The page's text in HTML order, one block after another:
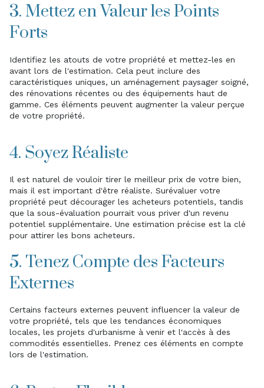
3. Mettez en Valeur les Points
Forts
Identifiez les atouts de votre propriété et mettez-les en
avant lors de l'estimation. Cela peut inclure des
caractéristiques uniques, un aménagement paysager soigné,
des rénovations récentes ou des équipements haut de
gamme. Ces éléments peuvent augmenter la valeur perçue
de votre propriété.
4. Soyez Réaliste
Il est naturel de vouloir tirer le meilleur prix de votre bien,
mais il est important d'être réaliste. Surévaluer votre
propriété peut décourager les acheteurs potentiels, tandis
que la sous-évaluation pourrait vous priver d'un revenu
potentiel supplémentaire. Une estimation précise est la clé
pour attirer les bons acheteurs.
5. Tenez Compte des Facteurs
Externes
Certains facteurs externes peuvent influencer la valeur de
votre propriété, tels que les tendances économiques
locales, les projets d'urbanisme à venir et l'accès à des
commodités essentielles. Prenez ces éléments en compte
lors de l'estimation.